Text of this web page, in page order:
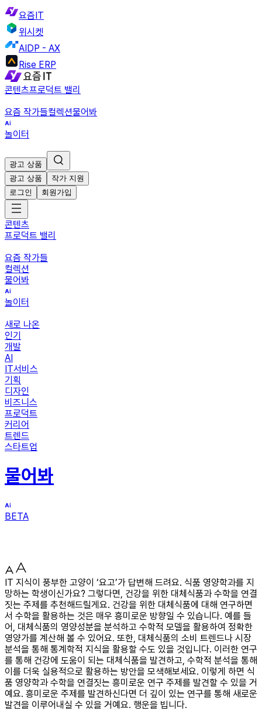
요즘IT
위시켓
AIDP - AX
Rise ERP
콘텐츠프로덕트 밸리
요즘 작가들컬렉션물어봐
놀이터
광고 상품
광고 상품
작가 지원
로그인
회원가입
콘텐츠
프로덕트 밸리
요즘 작가들
컬렉션
물어봐
놀이터
새로 나온
인기
개발
AI
IT서비스
기획
디자인
비즈니스
프로덕트
커리어
트렌드
스타트업
물어봐
BETA
IT 지식이 풍부한 고양이 ‘요고’가 답변해 드려요. 식품 영양학과를 지
망하는 학생이신가요? 그렇다면, 건강을 위한 대체식품과 수학을 연결
짓는 주제를 추천해드릴게요. 건강을 위한 대체식품에 대해 연구하면
서 수학을 활용하는 것은 매우 흥미로운 방향일 수 있습니다. 예를 들
어, 대체식품의 영양성분을 분석하고 수학적 모델을 활용하여 정확한
영양가를 계산해 볼 수 있어요. 또한, 대체식품의 소비 트렌드나 시장
분석을 통해 통계학적 지식을 활용할 수도 있을 것입니다. 이러한 연구
를 통해 건강에 도움이 되는 대체식품을 발견하고, 수학적 분석을 통해
이를 더욱 실용적으로 활용하는 방안을 모색해보세요. 이렇게 하면 식
품 영양학과 수학을 연결짓는 흥미로운 연구 주제를 발견할 수 있을 거
예요. 흥미로운 주제를 발견하신다면 더 깊이 있는 연구를 통해 새로운
발견을 이루어내실 수 있을 거예요. 행운을 빕니다.